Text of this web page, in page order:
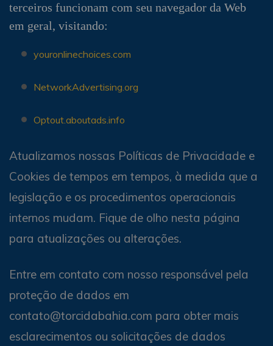
terceiros funcionam com seu navegador da Web
em geral, visitando:
youronlinechoices.com
NetworkAdvertising.org
Optout.aboutads.info
Atualizamos nossas Políticas de Privacidade e
Cookies de tempos em tempos, à medida que a
legislação e os procedimentos operacionais
internos mudam. Fique de olho nesta página
para atualizações ou alterações.
Entre em contato com nosso responsável pela
proteção de dados em
contato@torcidabahia.com para obter mais
esclarecimentos ou solicitações de dados